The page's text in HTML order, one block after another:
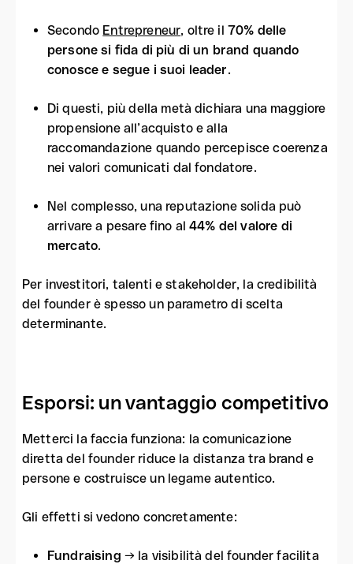
Secondo Entrepreneur, oltre il 70% delle
persone si fida di più di un brand quando
conosce e segue i suoi leader.
Di questi, più della metà dichiara una maggiore
propensione all’acquisto e alla
raccomandazione quando percepisce coerenza
nei valori comunicati dal fondatore.
Nel complesso, una reputazione solida può
arrivare a pesare fino al44% del valore di
mercato.
Per investitori, talenti e stakeholder, la credibilità
del founder è spesso un parametro di scelta
determinante.
Esporsi: un vantaggio competitivo
Metterci la faccia funziona: la comunicazione
diretta del founder riduce la distanza tra brand e
persone e costruisce un legame autentico.
Gli effetti si vedono concretamente:
Fundraising → la visibilità del founder facilita